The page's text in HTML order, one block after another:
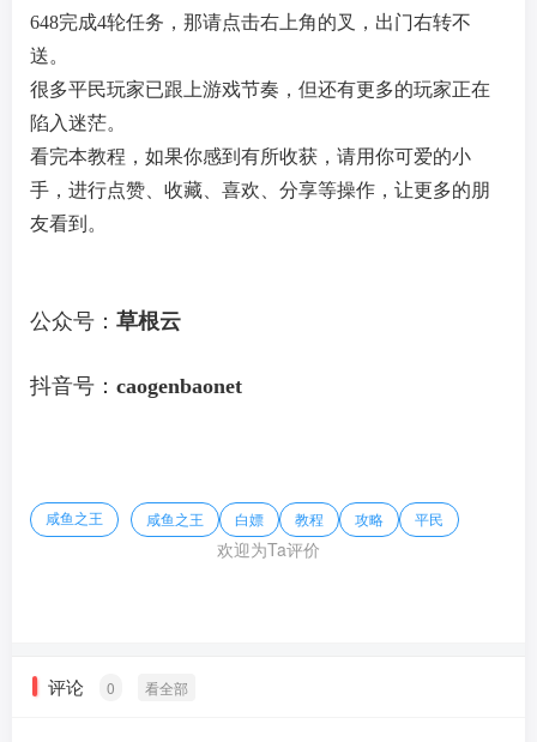
648完成4轮任务，那请点击右上角的叉，出门右转不
送。
很多平民玩家已跟上游戏节奏，但还有更多的玩家正在
陷入迷茫。
看完本教程，如果你感到有所收获，请用你可爱的小
手，进行点赞、收藏、喜欢、分享等操作，让更多的朋
友看到。
公众号： 草根云
抖音号： caogenbaonet
咸鱼之王 咸鱼之王 白嫖 教程 攻略 平民
欢迎为Ta评价
评论 0 看全部